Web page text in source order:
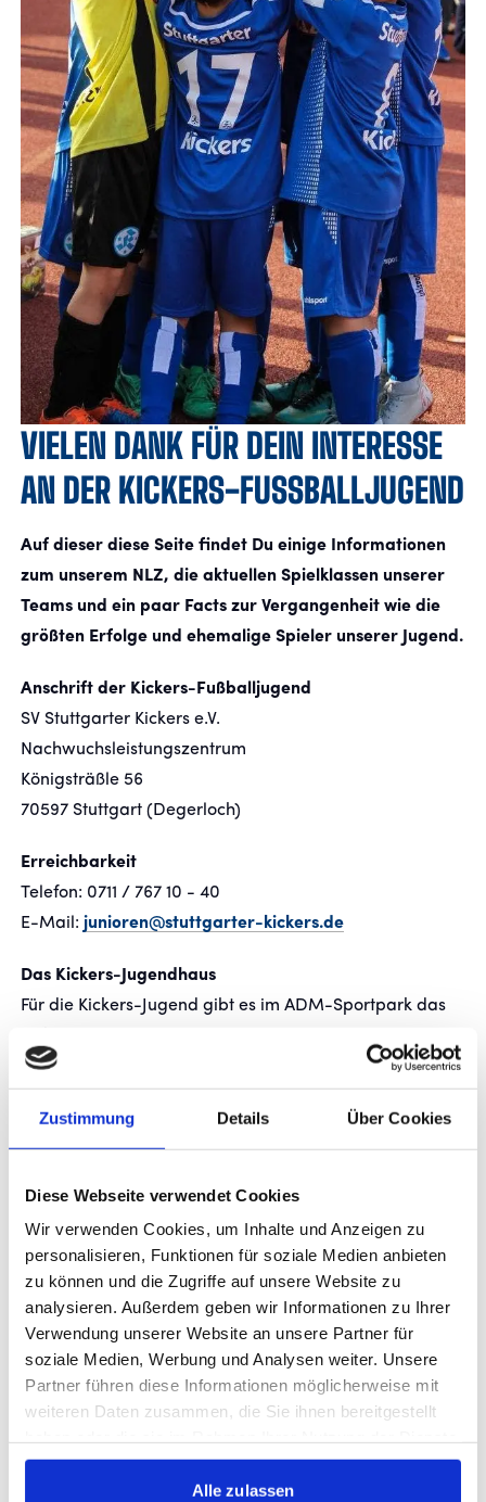
Zustimmung Details Über Cookies
Diese Webseite verwendet Cookies
Wir verwenden Cookies, um Inhalte und Anzeigen zu
personalisieren, Funktionen für soziale Medien anbieten
zu können und die Zugriffe auf unsere Website zu
analysieren. Außerdem geben wir Informationen zu Ihrer
Verwendung unserer Website an unsere Partner für
soziale Medien, Werbung und Analysen weiter. Unsere
Partner führen diese Informationen möglicherweise mit
weiteren Daten zusammen, die Sie ihnen bereitgestellt
gesammelt haben.
Alle zulassen
Präsentiert von
VIELEN DANK FÜR DEIN INTERESSE
AN DER KICKERS-FUSSBALLJUGEND
Auf dieser diese Seite findet Du einige Informationen
zum unserem NLZ, die aktuellen Spielklassen unserer
Teams und ein paar Facts zur Vergangenheit wie die
größten Erfolge und ehemalige Spieler unserer Jugend.
Anschrift der Kickers-Fußballjugend
SV Stuttgarter Kickers e.V.
Nachwuchsleistungszentrum
Königsträßle 56
70597 Stuttgart (Degerloch)
Erreichbarkeit
Telefon: 0711 / 767 10 - 40
E-Mail: junioren@stuttgarter-kickers.de
Das Kickers-Jugendhaus
Für die Kickers-Jugend gibt es im ADM-Sportpark das
den Kabinen und ist der Anlaufpunkt für die Kickers-
und das Orga-Team und ein großer Aufenthaltsraum
Mannschaftsbesprechungen und Videoanalyse.
ORGANIGRAMM
NACHWUCHSLEISTUNGSZENTRUM
Organigramm Kickers-
Nachwuchsleistungszentrum (Stand Juli 2026)